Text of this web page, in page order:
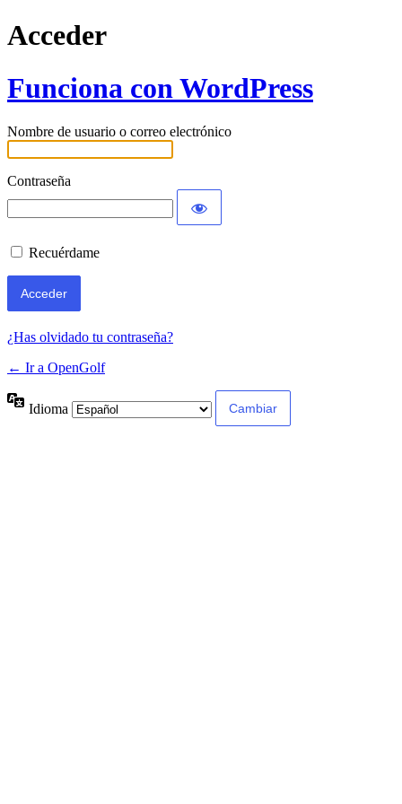
Acceder
Funciona con WordPress
Nombre de usuario o correo electrónico
Contraseña
Recuérdame
¿Has olvidado tu contraseña?
← Ir a OpenGolf
Idioma